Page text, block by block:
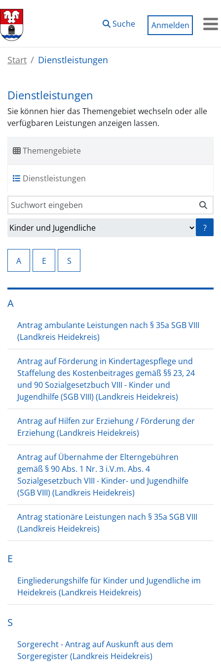
Zum Hauptinhalt springen
Suche
Anmelden
Start Dienstleistungen
Dienstleistungen
Sie können hier das Themengebiet wechseln oder alle
verfügbaren Leistungen anzeigen lassen.
Themengebiete
Dienstleistungen
?
A E S
A
Antrag ambulante Leistungen nach § 35a SGB VIII
(Landkreis Heidekreis)
Antrag auf Förderung in Kindertagespflege und
Staffelung des Kostenbeitrages gemäß §§ 23, 24
und 90 Sozialgesetzbuch VIII - Kinder und
Jugendhilfe (SGB VIII) (Landkreis Heidekreis)
Antrag auf Hilfen zur Erziehung / Förderung der
Erziehung (Landkreis Heidekreis)
Antrag auf Übernahme der Elterngebühren
gemäß § 90 Abs. 1 Nr. 3 i.V.m. Abs. 4
Sozialgesetzbuch VIII - Kinder- und Jugendhilfe
(SGB VIII) (Landkreis Heidekreis)
Antrag stationäre Leistungen nach § 35a SGB VIII
(Landkreis Heidekreis)
E
Eingliederungshilfe für Kinder und Jugendliche im
Heidekreis (Landkreis Heidekreis)
S
Sorgerecht - Antrag auf Auskunft aus dem
Sorgeregister (Landkreis Heidekreis)